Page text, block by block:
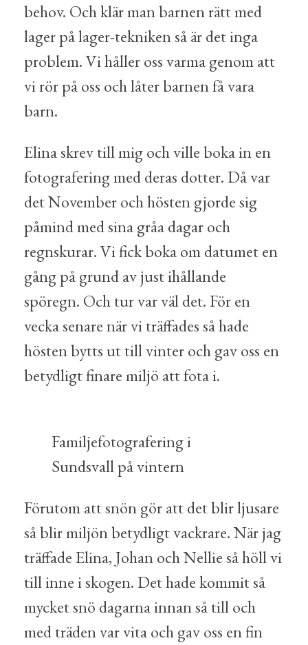
behov. Och klär man barnen rätt med
lager på lager-tekniken så är det inga
problem. Vi håller oss varma genom att
vi rör på oss och låter barnen få vara
barn.
Elina skrev till mig och ville boka in en
fotografering med deras dotter. Då var
det November och hösten gjorde sig
påmind med sina gråa dagar och
regnskurar. Vi fick boka om datumet en
gång på grund av just ihållande
spöregn. Och tur var väl det. För en
vecka senare när vi träffades så hade
hösten bytts ut till vinter och gav oss en
betydligt finare miljö att fota i.
Familjefotografering i
Sundsvall på vintern
Förutom att snön gör att det blir ljusare
så blir miljön betydligt vackrare. När jag
träffade Elina, Johan och Nellie så höll vi
till inne i skogen. Det hade kommit så
mycket snö dagarna innan så till och
med träden var vita och gav oss en fin